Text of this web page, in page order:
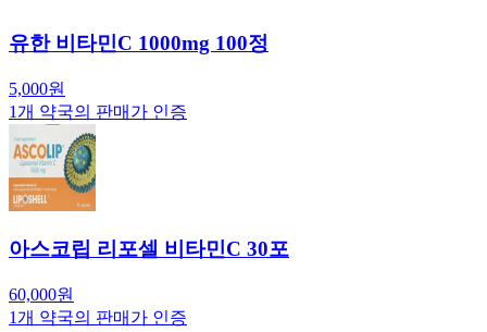
유한 비타민C 1000mg 100정
5,000원
1개 약국의 판매가 인증
아스코립 리포셀 비타민C 30포
60,000원
1개 약국의 판매가 인증